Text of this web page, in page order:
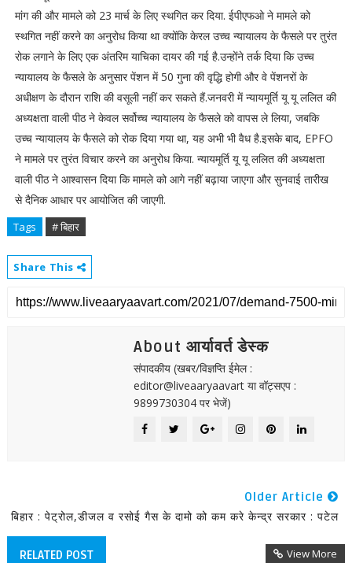
मांग की और मामले को 23 मार्च के लिए स्थगित कर दिया. ईपीएफओ ने मामले को
स्थगित नहीं करने का अनुरोध किया था क्योंकि केरल उच्च न्यायालय के फैसले पर तुरंत
रोक लगाने के लिए एक अंतरिम याचिका दायर की गई है.उन्होंने तर्क दिया कि उच्च
न्यायालय के फैसले के अनुसार पेंशन में 50 गुना की वृद्धि होगी और वे पेंशनरों के
अधीक्षण के दौरान राशि की वसूली नहीं कर सकते हैं.जनवरी में न्यायमूर्ति यू यू ललित की
अध्यक्षता वाली पीठ ने केवल सर्वोच्च न्यायालय के फैसले को वापस ले लिया, जबकि
उच्च न्यायालय के फैसले को रोक दिया गया था, यह अभी भी वैध है.इसके बाद, EPFO ​​
ने मामले पर तुरंत विचार करने का अनुरोध किया. न्यायमूर्ति यू यू ललित की अध्यक्षता
वाली पीठ ने आश्वासन दिया कि मामले को आगे नहीं बढ़ाया जाएगा और सुनवाई तारीख
से दैनिक आधार पर आयोजित की जाएगी.
Tags # बिहार
Share This
About आर्यावर्त डेस्क
संपादकीय (खबर/विज्ञप्ति ईमेल :
editor@liveaaryaavart या वॉट्सएप :
9899730304 पर भेजें)
Older Article
बिहार : पेट्रोल,डीजल व रसोई गैस के दामो को कम करे केन्द्र सरकार : पटेल
RELATED POST View More